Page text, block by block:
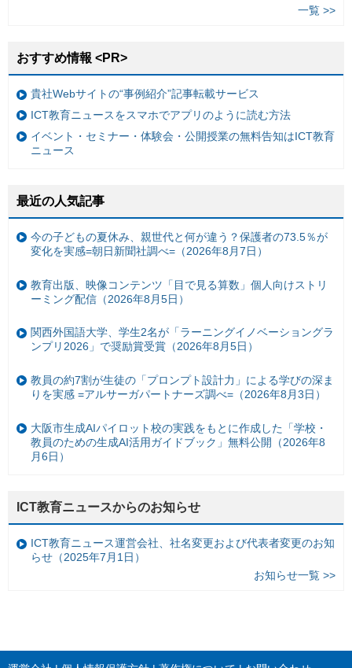
一覧 >>
おすすめ情報 <PR>
貴社Webサイトの“事例紹介”記事転載サービス
ICT教育ニュースをスマホでアプリのように読む方法
イベント・セミナー・体験会・公開授業の無料告知はICT教育
ニュース
最近の人気記事
今の子どもの夏休み、親世代と何が違う？保護者の73.5％が
変化を実感=朝日新聞社調べ=（2026年8月7日）
教育出版、映像コンテンツ「目で見る算数」個人向けストリ
ーミング配信（2026年8月5日）
関西外国語大学、学生2名が「ラーニングイノベーショングラ
ンプリ2026」で奨励賞受賞（2026年8月5日）
教員の約7割が生徒の「プロンプト設計力」による学びの深ま
りを実感 =アルサーガパートナーズ調べ=（2026年8月3日）
大阪市生成AIパイロット校の実践をもとに作成した「学校・
教員のための生成AI活用ガイドブック」無料公開（2026年8
月6日）
ICT教育ニュースからのお知らせ
ICT教育ニュース運営会社、社名変更および代表者変更のお知
らせ（2025年7月1日）
お知らせ一覧 >>